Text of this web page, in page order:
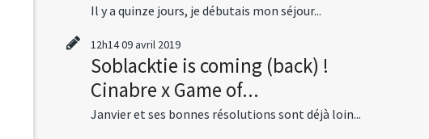
Il y a quinze jours, je débutais mon séjour...
12h1409avril 2019
Soblacktie is coming (back) !
Cinabre x Game of...
Janvier et ses bonnes résolutions sont déjà loin...